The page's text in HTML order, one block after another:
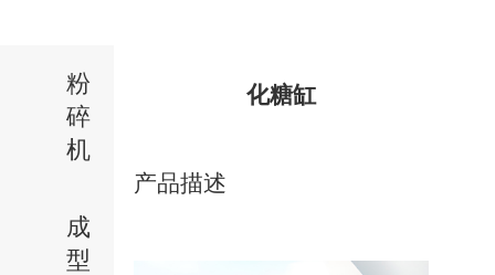
粉
碎
机
成
型
化糖缸
产品描述